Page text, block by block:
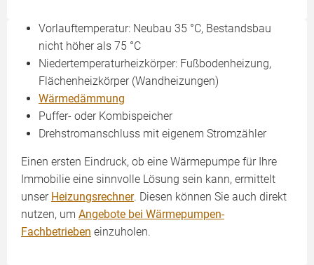
Vorlauftemperatur: Neubau 35 °C, Bestandsbau
nicht höher als 75 °C
Niedertemperaturheizkörper: Fußbodenheizung,
Flächenheizkörper (Wandheizungen)
Wärmedämmung
Puffer- oder Kombispeicher
Drehstromanschluss mit eigenem Stromzähler
Einen ersten Eindruck, ob eine Wärmepumpe für Ihre
Immobilie eine sinnvolle Lösung sein kann, ermittelt
unser Heizungsrechner. Diesen können Sie auch direkt
nutzen, um Angebote bei Wärmepumpen-
Fachbetrieben einzuholen.